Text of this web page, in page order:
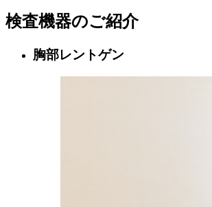
検査機器のご紹介
胸部レントゲン